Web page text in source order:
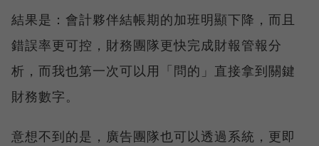
結果是：會計夥伴結帳期的加班明顯下降，而且
錯誤率更可控，財務團隊更快完成財報管報分
析，而我也第一次可以用「問的」直接拿到關鍵
財務數字。
意想不到的是，廣告團隊也可以透過系統，更即